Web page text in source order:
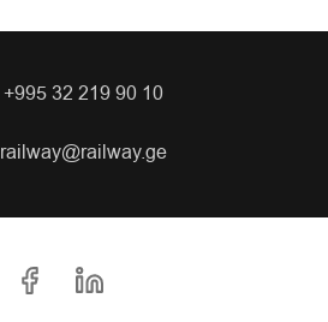
+995 32 219 90 10
railway@railway.ge